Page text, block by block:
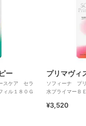
ー
スケア セラ
ル１８０Ｇ
プリマヴィ
ソフィーナ プ
水プライマーＢＥ
¥3,520